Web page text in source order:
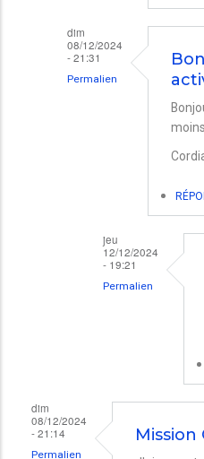
par
Jean-
Michel
dim
08/12/2024
- 21:31
Permalien
jeu
12/12/2024
- 19:21
Permalien
dim
08/12/2024
- 21:14
Permalien
Mission